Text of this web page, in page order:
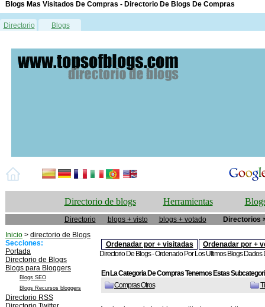
Blogs Mas Visitados De Compras - Directorio De Blogs De Compras
Directorio Blogs
Directorio de blogs Herramientas
Directorio blogs + visto blogs + votado
Directorios
Inicio > directorio de Blogs
Secciones:
Portada
Directorio de Blogs
Blogs para Bloggers
Blogs SEO
Blogs Recursos bloggers
Directorio RSS
Ordenadar por + visitadas
Ordenadar por +
Directorio De Blogs - Ordenado Por Los Ultimos Blogs Dados
En La Categoria De Compras Tenemos Estas
Compras Otros